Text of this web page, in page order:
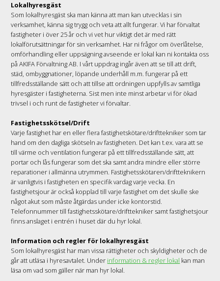
Lokalhyresgäst
Som lokalhyresgäst ska man känna att man kan utvecklas i sin
verksamhet, känna sig trygg och veta att allt fungerar. Vi har förvaltat
fastigheter i över 25 år och vi vet hur viktigt det är med rätt
lokalförutsättningar för sin verksamhet. Har ni frågor om överlåtelse,
omförhandling eller uppsägning avseende er lokal kan ni kontakta oss
på AKIFA Förvaltning AB. I vårt uppdrag ingår även att se till att drift,
städ, ombyggnationer, löpande underhåll m.m. fungerar på ett
tillfredsställande sätt och att tillse att ordningen uppfylls av samtliga
hyresgäster i fastigheterna. Sist men inte minst arbetar vi för ökad
trivsel i och runt de fastigheter vi förvaltar.
Fastighetsskötsel/Drift
Varje fastighet har en eller flera fastighetskötare/drifttekniker som tar
hand om den dagliga skötseln av fastigheten. Det kan t.ex. vara att se
till värme och ventilation fungerar på ett tillfredsställande sätt, att
portar och lås fungerar som det ska samt andra mindre eller större
reparationer i allmänna utrymmen. Fastighetsskötaren/driftteknikern
är vanligtvis i fastigheten en specifik vardag varje vecka. En
fastighetsjour är också kopplad till varje fastighet om det skulle ske
något akut som måste åtgärdas under icke kontorstid.
Telefonnummer till fastighetsskötare/drifttekniker samt fastighetsjour
finns anslaget i entrén i huset där du hyr lokal.
Information och regler för lokalhyresgäst
Som lokalhyresgäst har man vissa rättigheter och skyldigheter och de
går att utläsa i hyresavtalet. Under information & regler lokal kan man
läsa om vad som gäller när man hyr lokal.